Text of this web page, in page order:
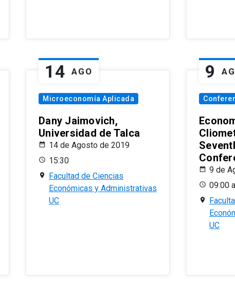
14 AGO
Microeconomía Aplicada
Dany Jaimovich,
Universidad de Talca
14 de Agosto de 2019
15:30
Facultad de Ciencias
Económicas y Administrativas
UC
9
9 de
09:00
UC